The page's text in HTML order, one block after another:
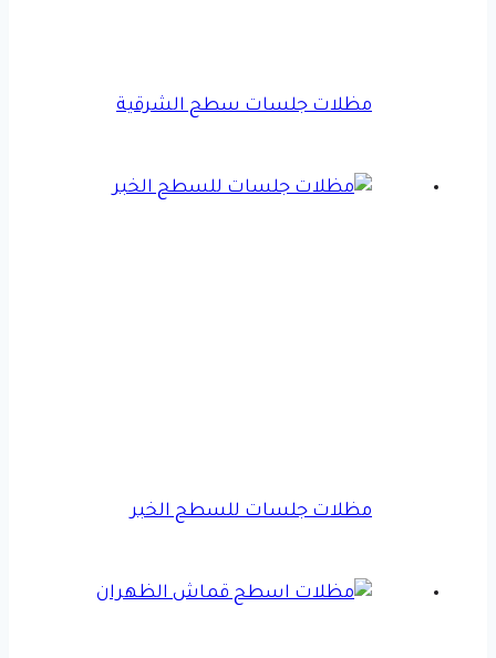
مظلات جلسات سطح الشرقية
مظلات جلسات للسطح الخبر